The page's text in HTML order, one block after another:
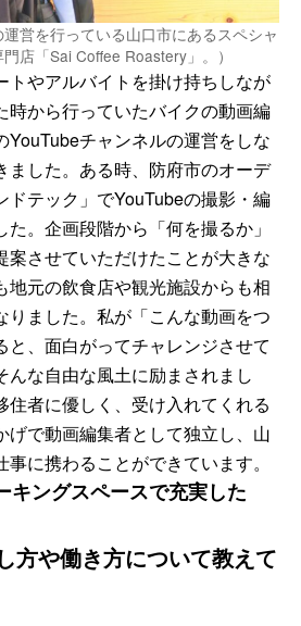
運営を行っている山口市にあるスペシャ
店「Sai Coffee Roastery」。）
トやアルバイトを掛け持ちしなが
時から行っていたバイクの動画編
YouTubeチャンネルの運営をしな
ました。ある時、防府市のオーデ
ドテック」でYouTubeの撮影・編
。企画段階から「何を撮るか」
案させていただけたことが大きな
地元の飲食店や観光施設からも相
りました。私が「こんな動画をつ
と、面白がってチャレンジさせて
んな自由な風土に励まされまし
住者に優しく、受け入れてくれる
げで動画編集者として独立し、山
に携わることができています。
キングスペースで充実した
方や働き方について教えて